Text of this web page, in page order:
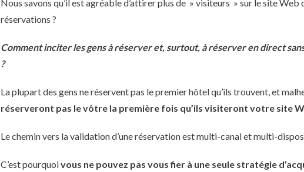
Nous savons qu’il est agréable d’attirer plus de » visiteurs » sur le site Web
réservations ?
Comment inciter les gens à réserver et, surtout, à réserver en direct
?
La plupart des gens ne réservent pas le premier hôtel qu’ils trouvent, et
réserveront pas le vôtre la première fois qu’ils visiteront votre site
Le chemin vers la validation d’une réservation est multi-canal et multi-
C’est pourquoivous ne pouvez pas vous fier à une seule stratégie